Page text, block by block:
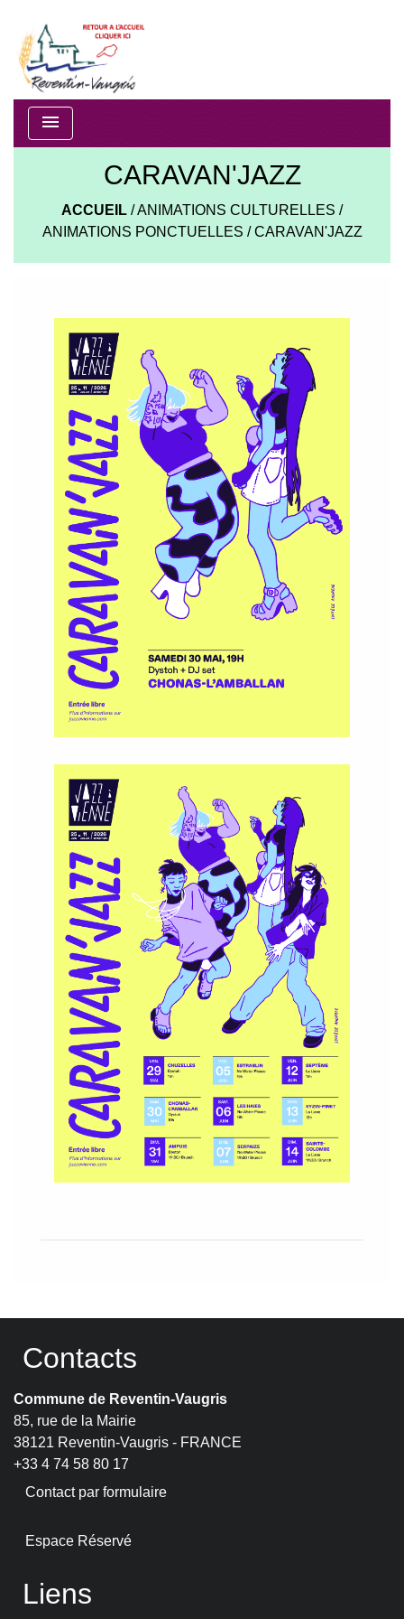
menu
CARAVAN'JAZZ
ACCUEIL /ANIMATIONS CULTURELLES /
ANIMATIONS PONCTUELLES /CARAVAN'JAZZ
Contacts
Commune de Reventin-Vaugris
85, rue de la Mairie
38121 Reventin-Vaugris - FRANCE
+33 4 74 58 80 17
Contact par formulaire
Espace Réservé
Liens